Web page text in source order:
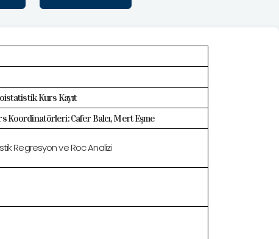
Kurs Kayıt
Koordinatörleri: Cafer Balcı, Mert Eşme
Regresyon ve Roc Analizi